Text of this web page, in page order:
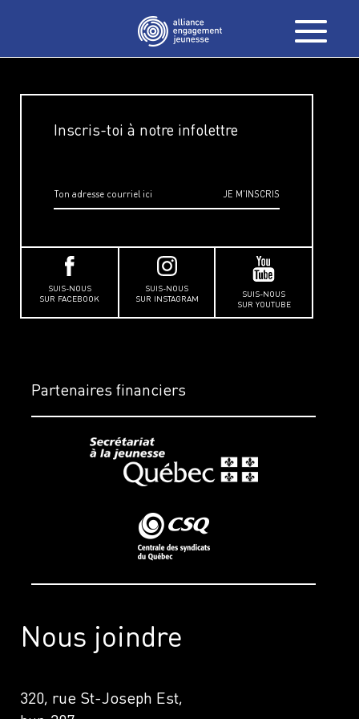
Inscris-toi à notre infolettre
SUIS-NOUS
SUR FACEBOOK
SUIS-NOUS
SUR INSTAGRAM
SUIS-NOUS
SUR YOUTUBE
Nous joindre
320, rue St-Joseph Est,
Partenaires financiers